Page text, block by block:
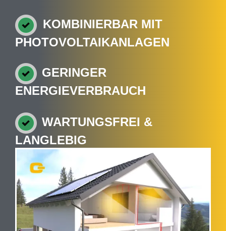
KOMBINIERBAR MIT
PHOTOVOLTAIKANLAGEN
GERINGER
ENERGIEVERBRAUCH
WARTUNGSFREI &
LANGLEBIG